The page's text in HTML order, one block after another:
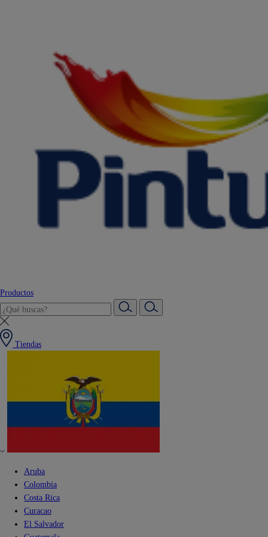
Productos
Tiendas
Aruba
Colombia
Costa Rica
Curacao
El Salvador